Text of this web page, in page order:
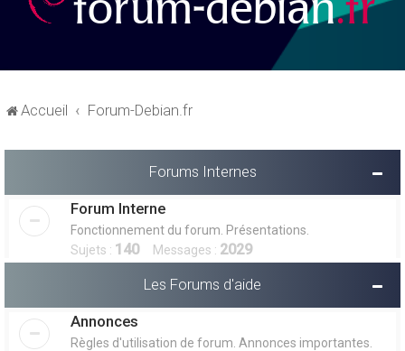
Accueil Forum-Debian.fr
Forums Internes
Forum Interne
Fonctionnement du forum. Présentations.
Sujets : 140Messages : 2029
Les Forums d'aide
Annonces
Règles d'utilisation de forum. Annonces importantes.